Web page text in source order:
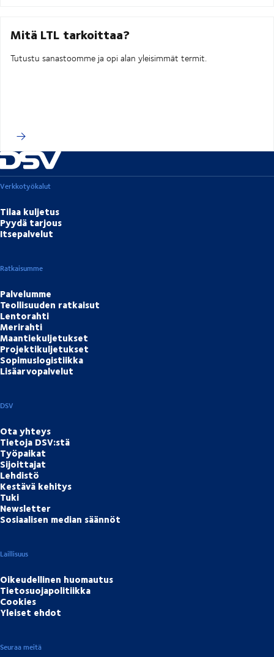
Mitä LTL tarkoittaa?
Tutustu sanastoomme ja opi alan yleisimmät termit.
Verkkotyökalut
Tilaa kuljetus
Pyydä tarjous
Itsepalvelut
Ratkaisumme
Palvelumme
Teollisuuden ratkaisut
Lentorahti
Merirahti
Maantiekuljetukset
Projektikuljetukset
Sopimuslogistiikka
Lisäarvopalvelut
DSV
Ota yhteys
Tietoja DSV:stä
Työpaikat
Sijoittajat
Lehdistö
Kestävä kehitys
Tuki
Newsletter
Sosiaalisen median säännöt
Laillisuus
Oikeudellinen huomautus
Tietosuojapolitiikka
Cookies
Yleiset ehdot
Seuraa meitä